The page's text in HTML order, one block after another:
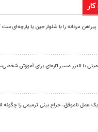
مردانه را با شلوار جین یا پارچه‌ای ست
با اندرز مسیر تازه‌ای برای آموزش
یک عمل ناموفق، جراح بینی ترمیمی را چگونه